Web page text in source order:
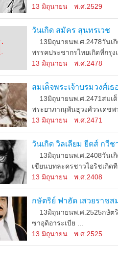
13 มิถุนายน
พ.ศ.2529
วันเกิด สมัคร สุนทรเวช
13มิถุนายนพ.ศ.2478วันเ
พรรคประชากรไทยเกิดที่กรุงเ
13 มิถุนายน
พ.ศ.2478
สมเด็จพระเจ้าบรมวงศ์เ
13มิถุนายนพ.ศ.2471สมเด็
พระยาภาณุพันธุวงศ์วรเดชพ
13 มิถุนายน
พ.ศ.2471
วันเกิด วิลเลียม ยีตส์ กวีช
13มิถุนายนพ.ศ.2408วันเกิ
เขียนบทละครชาวไอริชเกิดที
13 มิถุนายน
พ.ศ.2408
กษัตริย์ ฟาฮัด เสวยราช
13มิถุนายนพ.ศ.2525กษัตริ
ซาอุดิอาระเบีย ...
13 มิถุนายน
พ.ศ.2525